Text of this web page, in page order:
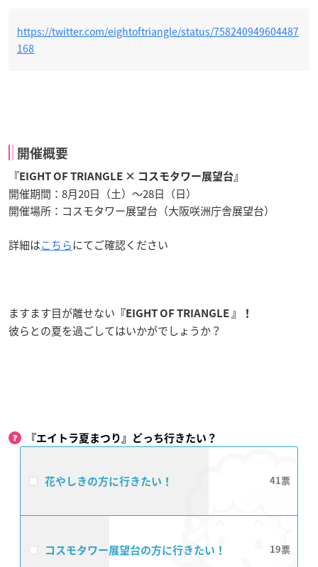
https://twitter.com/eightoftriangle/status/758240949604487
168
開催概要
『EIGHT OF TRIANGLE × コスモタワー展望台』
開催期間：8月20日（土）～28日（日）
開催場所：コスモタワー展望台（大阪咲洲庁舎展望台）
詳細はこちらにてご確認ください
ますます目が離せない 『EIGHT OF TRIANGLE 』！
彼らとの夏を過ごしてはいかがでしょうか？
『エイトラ夏まつり』どっち行きたい？
花やしきの方に行きたい！ 41
コスモタワー展望台の方に行きたい！ 19